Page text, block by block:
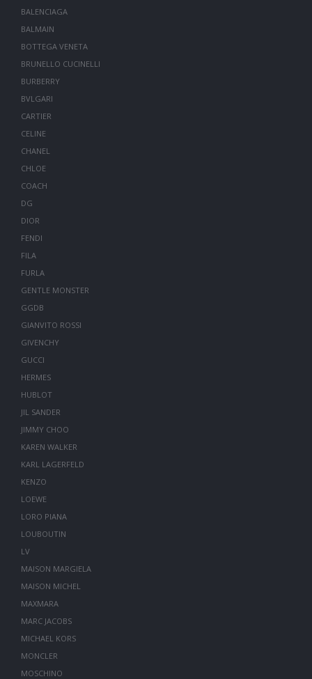
BALENCIAGA
BALMAIN
BOTTEGA VENETA
BRUNELLO CUCINELLI
BURBERRY
BVLGARI
CARTIER
CELINE
CHANEL
CHLOE
COACH
DG
DIOR
FENDI
FILA
FURLA
GENTLE MONSTER
GGDB
GIANVITO ROSSI
GIVENCHY
GUCCI
HERMES
HUBLOT
JIL SANDER
JIMMY CHOO
KAREN WALKER
KARL LAGERFELD
KENZO
LOEWE
LORO PIANA
LOUBOUTIN
LV
MAISON MARGIELA
MAISON MICHEL
MAXMARA
MARC JACOBS
MICHAEL KORS
MONCLER
MOSCHINO